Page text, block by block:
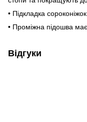
• Підкладка
• Проміжна підошва
Відгуки